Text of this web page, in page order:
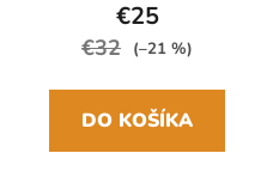
rukoväť
€25
€32 (–21 %)
DO KOŠÍKA